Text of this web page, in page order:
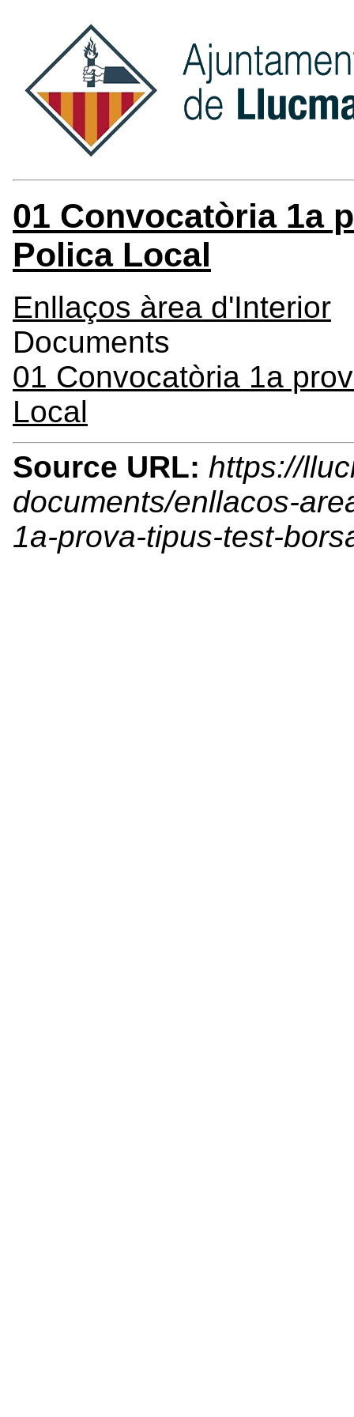
01 Convocatòria 1a
Polica Local
Enllaços àrea d'Interior
Documents
01 Convocatòria 1a
Local
Source URL: https://
documents/enllacos-
1a-prova-tipus-test-